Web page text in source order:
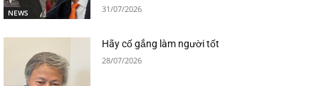
NEWS 31/07/2026
Hãy cố gắng làm người tốt
28/07/2026